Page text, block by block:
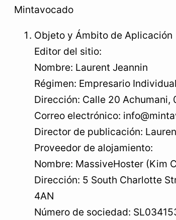
Mintavocado
Objeto y Ámbito de Aplicación
Editor del sitio:
Nombre: Laurent Jeannin
Régimen: Empresario
Dirección: Calle 20 Achumani,
Correo electrónico:
Director de publicación:
Proveedor de alojamiento:
Nombre: MassiveHoster (Kim
Dirección: 5 South Charlotte
4AN
Número de sociedad: